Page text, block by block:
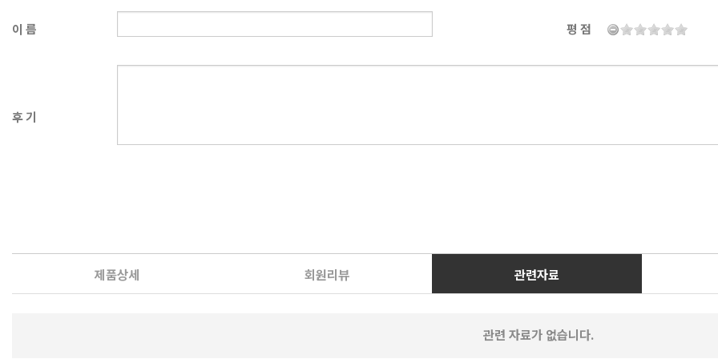
이 름 평 점
후 기
제품상세 회원리뷰 관련자료
관련 자료가 없습니다.